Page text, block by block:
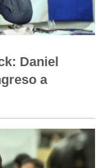
Daniel
a